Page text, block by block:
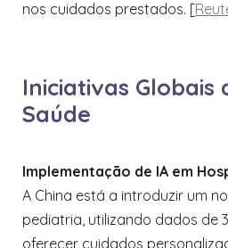
nos cuidados prestados. [
Iniciativas Globais
Saúde
Implementação de IA em
A China está a introduzir um
pediatria, utilizando dados de
oferecer cuidados